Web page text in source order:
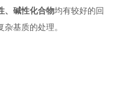
、碱性化合物均有较好的回
基质的处理。